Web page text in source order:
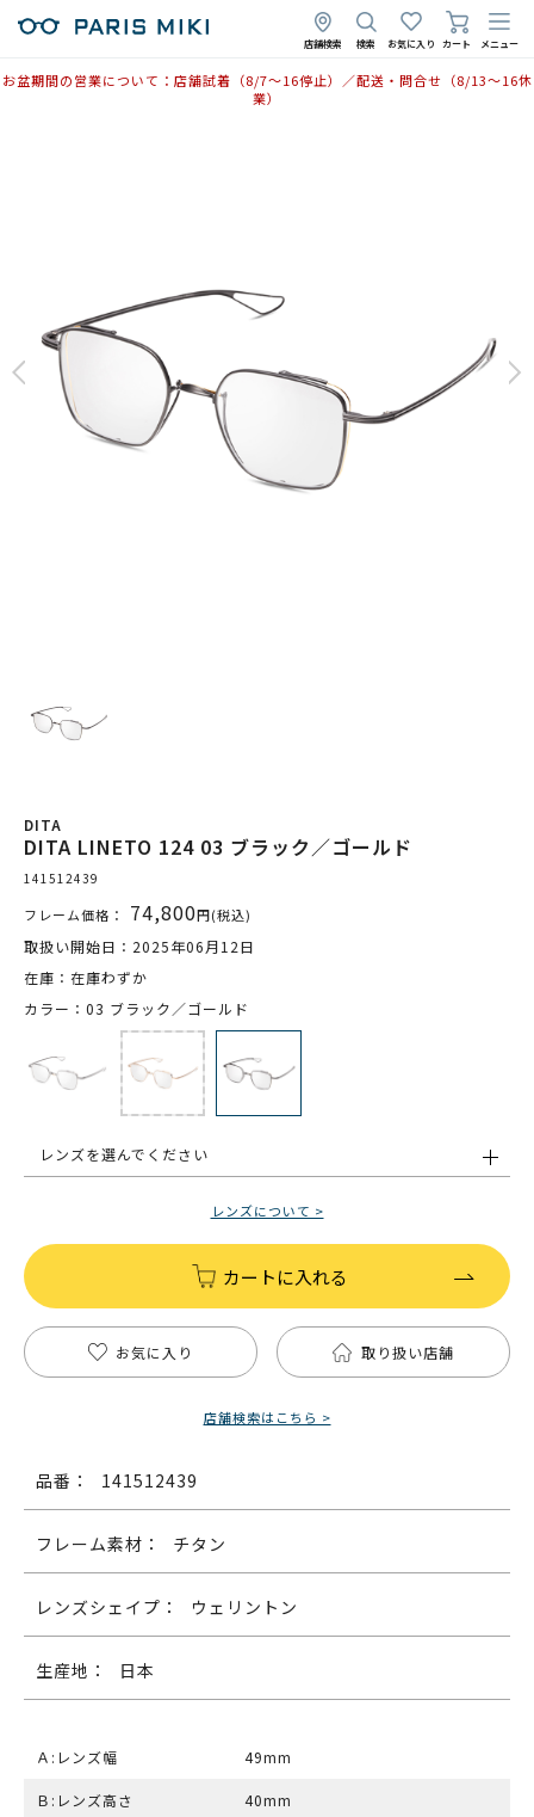
店舗検索 検索 お気に入り カート メニュー
お盆期間の営業について：店舗試着（8/7〜16停止）／配送・問合せ（8/13〜16休
業）
DITA
DITA LINETO 124 03 ブラック／ゴールド
141512439
フレーム価格： 74,800円(税込)
取扱い開始日：2025年06月12日
在庫：在庫わずか
カラー：03 ブラック／ゴールド
レンズを選んでください
レンズについて >
カートに入れる
お気に入り 取り扱い店舗
店舗検索はこちら >
品番： 141512439
フレーム素材： チタン
レンズシェイプ： ウェリントン
生産地： 日本
Ａ:レンズ幅 49mm
Ｂ:レンズ高さ 40mm